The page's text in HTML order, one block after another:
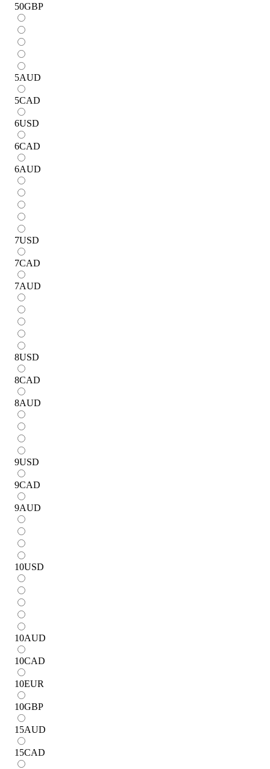
50GBP
5AUD
5CAD
6USD
6CAD
6AUD
7USD
7CAD
7AUD
8USD
8CAD
8AUD
9USD
9CAD
9AUD
10USD
10AUD
10CAD
10EUR
10GBP
15AUD
15CAD